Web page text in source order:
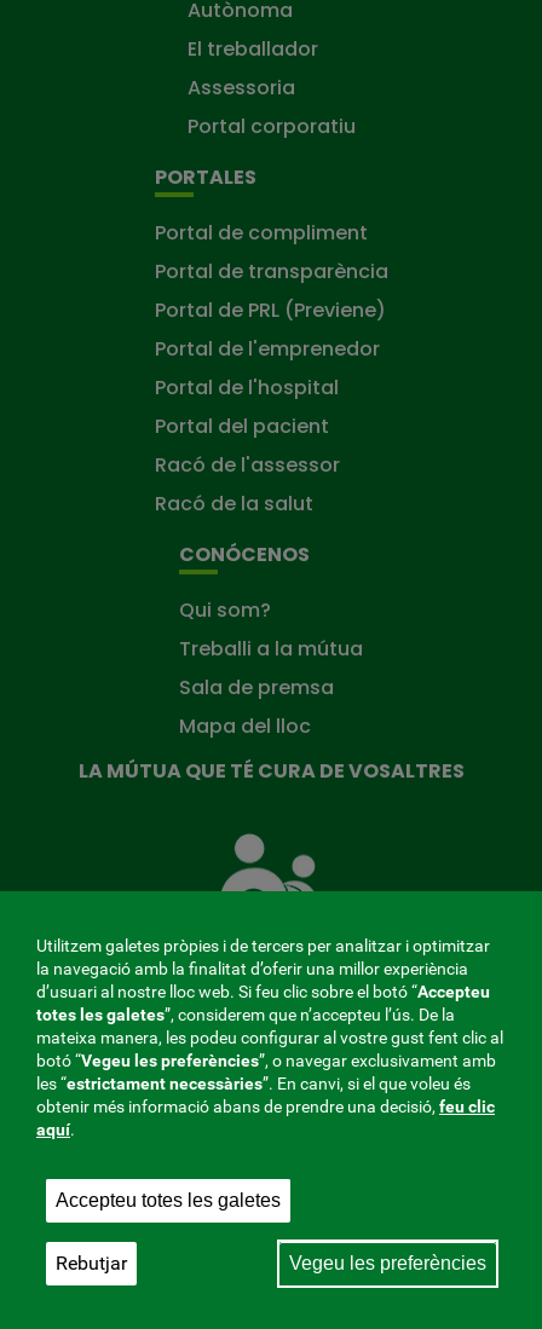
Autònoma
El treballador
Assessoria
Portal corporatiu
PORTALES
Portal de compliment
Portal de transparència
Portal de PRL (Previene)
Portal de l'emprenedor
Portal de l'hospital
Portal del pacient
Racó de l'assessor
Racó de la salut
CONÓCENOS
Qui som?
Treballi a la mútua
Sala de premsa
Mapa del lloc
LA MÚTUA QUE TÉ CURA DE VOSALTRES
Mútua
que
de
tu
MENÚ
REDES
V20
Mútua col·laboradora amb la Seguretat Social, 275.
Fraternidad-Muprespa 2026
Utilitzem galetes pròpies i de tercers per analitzar i optimitzar
la navegació amb la finalitat d’oferir una millor experiència
d’usuari al nostre lloc web. Si feu clic sobre el botó “Accepteu
totes les galetes”, considerem que n’accepteu l’ús. De la
mateixa manera, les podeu configurar al vostre gust fent clic al
botó “Vegeu les preferències”, o navegar exclusivament amb
les “estrictamentnecessàries”. En canvi, si el que voleu és
obtenir més informació abans de prendre una decisió, feu clic
aquí.
Accepteu totes les galetes
Vegeu les preferències
Rebutjar